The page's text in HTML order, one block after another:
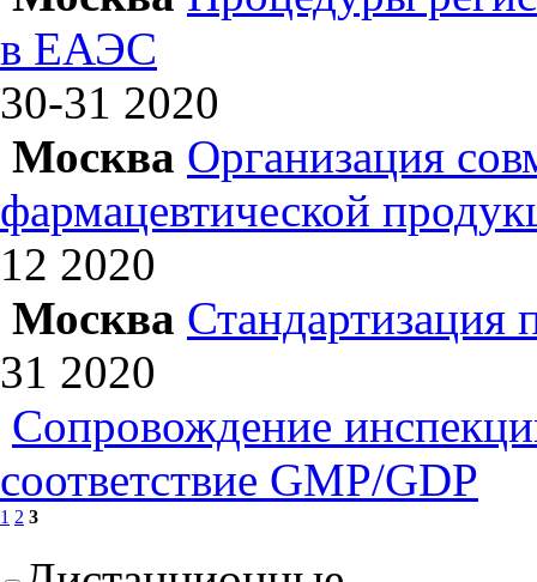
в ЕАЭС
30-31 2020
Москва Организация
фармацевтической
12 2020
Москва Стандартизация
31 2020
Сопровождение
соответствие GMP/GDP
1 2 3